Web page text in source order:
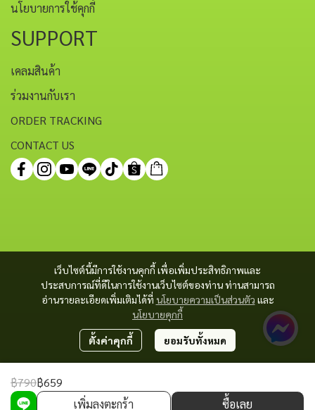
฿790฿659
เพิ่มลงตะกร้า
ซื้อเลย
เว็บไซต์นี้มีการใช้งานคุกกี้ เพื่อเพิ่มประสิทธิภาพและ
ประสบการณ์ที่ดีในการใช้งานเว็บไซต์ของท่าน ท่านสามารถ
อ่านรายละเอียดเพิ่มเติมได้ที่ นโยบายความเป็นส่วนตัว และ
นโยบายคุกกี้
ตั้งค่าคุกกี้ ยอมรับทั้งหมด
นโยบายการใช้คุกกี้
SUPPORT
เคลมสินค้า
ร่วมงานกับเรา
ORDER TRACKING
CONTACT US
Copyright 2023 | All Rights Reserved | Powered by MWE